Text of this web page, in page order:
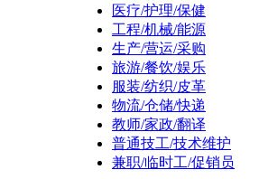
医疗/护理/保健
工程/机械/能源
生产/营运/采购
旅游/餐饮/娱乐
服装/纺织/皮革
物流/仓储/快递
教师/家政/翻译
普通技工/技术维护
兼职/临时工/促销员